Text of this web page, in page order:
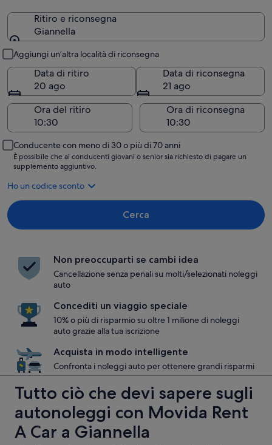
Ritiro e riconsegna
Giannella
Aggiungi un’altra località di riconsegna
Data di ritiro
20 ago
Data di riconsegna
21 ago
Ora del ritiro
Ora di riconsegna
Conducente con meno di 30 o più di 70 anni
È possibile che ai conducenti giovani o senior sia richiesto di pagare un
supplemento aggiuntivo.
Ho un codice sconto
Cerca
Non preoccuparti se cambi idea
Cancellazione senza penali su molti/selezionati noleggi
auto
Concediti un viaggio speciale
10% o più di risparmio su oltre 1 milione di noleggi
auto grazie alla tua iscrizione
Acquista in modo intelligente
Confronta i noleggi auto per ottenere grandi risparmi
Tutto ciò che devi sapere sugli
autonoleggi con Movida Rent
A Car a Giannella